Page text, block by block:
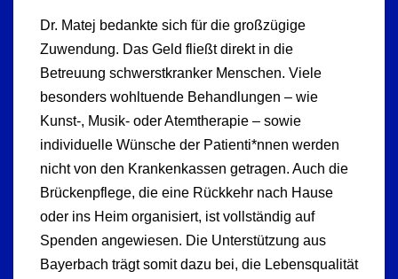
Dr. Matej bedankte sich für die großzügige
Zuwendung. Das Geld fließt direkt in die
Betreuung schwerstkranker Menschen. Viele
besonders wohltuende Behandlungen – wie
Kunst-, Musik- oder Atemtherapie – sowie
individuelle Wünsche der Patienti*nnen werden
nicht von den Krankenkassen getragen. Auch die
Brückenpflege, die eine Rückkehr nach Hause
oder ins Heim organisiert, ist vollständig auf
Spenden angewiesen. Die Unterstützung aus
Bayerbach trägt somit dazu bei, die Lebensqualität